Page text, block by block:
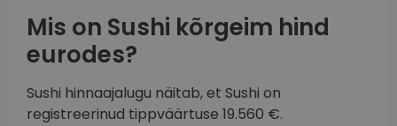
Mis on Sushi kõrgeim hind
eurodes?
Sushi hinnaajalugu näitab, et Sushi on
registreerinud tippväärtuse 19.560 €.